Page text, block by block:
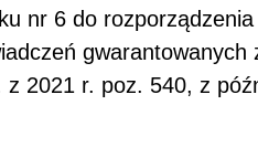
nr 6 do
gwarantowanych
2021 r. poz. 540, z